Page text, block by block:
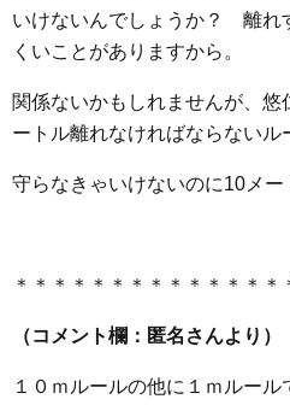
いけないんでしょうか？ 離れ
くいことがありますから。
関係ないかもしれませんが、悠
ートル離れなければならないル
守らなきゃいけないのに10メー
＊＊＊＊＊＊＊＊＊＊＊＊＊＊
（コメント欄：匿名さんより）
１０ｍルールの他に１ｍルール